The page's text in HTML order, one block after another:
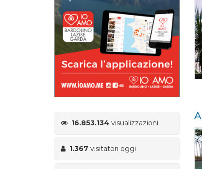
16.853.134 visualizzazioni
1.367 visitatori oggi